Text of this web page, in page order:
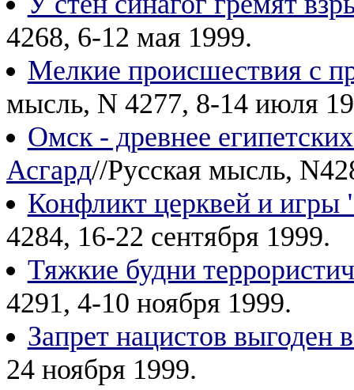
4268, 6-12 мая 1999.
Мелкие происшествия с
мысль, N 4277, 8-14 июля
Омск - древнее
Асгард//Русская мысль,
Конфликт церквей и игры
4284, 16-22 сентября 1999.
Тяжкие будни
4291, 4-10 ноября 1999.
Запрет нацистов выгоден
24 ноября 1999.